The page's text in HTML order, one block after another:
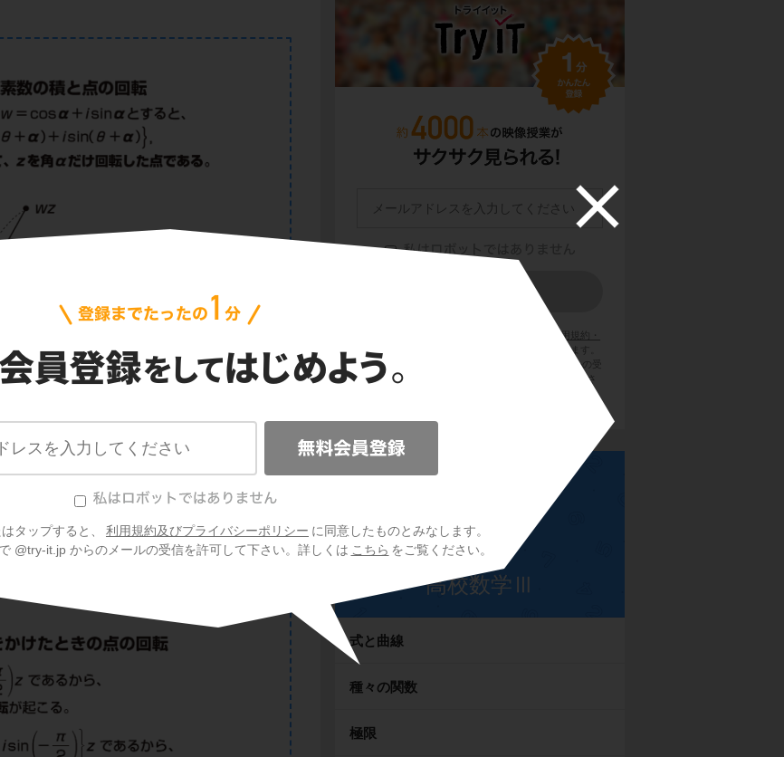
タップすると、 利用規約及びプライバシーポリシー に同意したものとみなします。
@try-it.jp からのメールの受信を許可して下さい。詳しくは こちら をご覧ください。
うち，特に覚えておいてほしいのが
立ちます。
利用規約・
プライバシーポリシー
に同意したものとみなします。
ご利用のメールサービスで @try-it.jp からのメールの受
信を許可して下さい。詳しくは
をご覧くださ
高校数学Ⅲ
式と曲線
種々の関数
極限